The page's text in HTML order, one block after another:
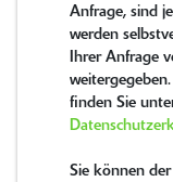
Anfrage, sind
werden
Ihrer Anfrage
finden Sie
Sie können